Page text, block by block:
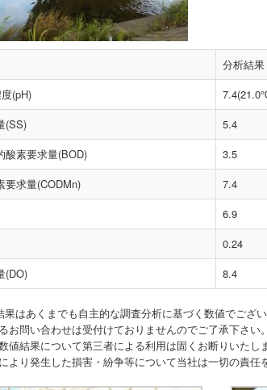
分析結果
(pH)
(SS)
5.4
酸素要求量(BOD)
3.5
要求量(CODMn)
7.4
6.9
0.24
(DO)
8.4
はあくまでも自主的な調査分析に基づく数値でござい
お問い合わせは受付けておりませんのでご了承下さい。
値結果について第三者による利用は固くお断りいたし
より発生した損害・紛争等について当社は一切の責任